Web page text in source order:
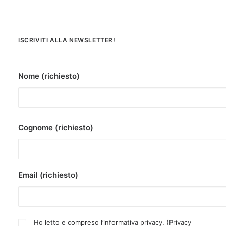
ISCRIVITI ALLA NEWSLETTER!
Nome (richiesto)
Cognome (richiesto)
Email (richiesto)
Ho letto e compreso l’informativa privacy. (Privacy